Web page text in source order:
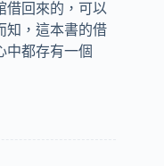
借回來的，可以
知，這本書的借
中都存有一個